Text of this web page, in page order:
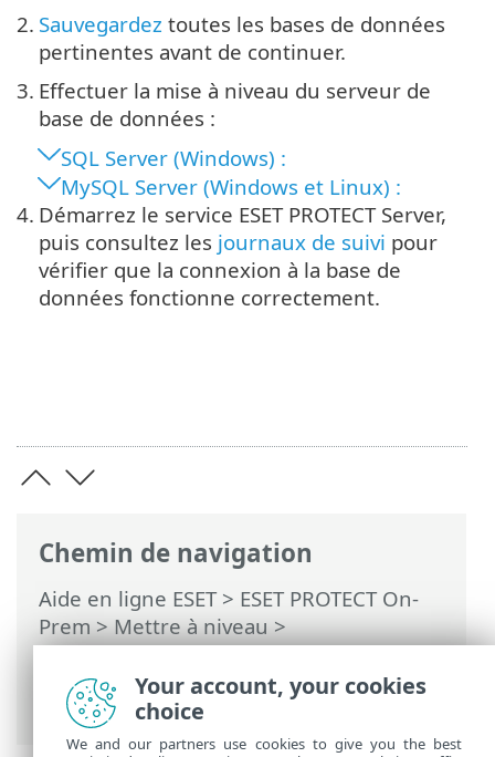
Chemin de navigation
Aide en ligne ESET> ESET PROTECT On-
Prem>Mettre à niveau>
Sauvegarde/mise à niveau du serveur de
base de données> Mise à niveau du
serveur de base de données
2. Sauvegardez toutes les bases de données
pertinentes avant de continuer.
3. Effectuer la mise à niveau du serveur de
base de données :
SQL Server (Windows) :
MySQL Server (Windows et Linux) :
4. Démarrez le service ESET PROTECT Server,
puis consultez les journaux de suivi pour
vérifier que la connexion à la base de
données fonctionne correctement.
Your account, your cookies
choice
We and our partners use cookies to give you the best